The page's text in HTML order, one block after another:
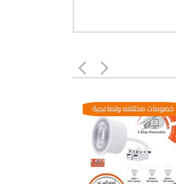
خصومات مختلفه وتصاعدية